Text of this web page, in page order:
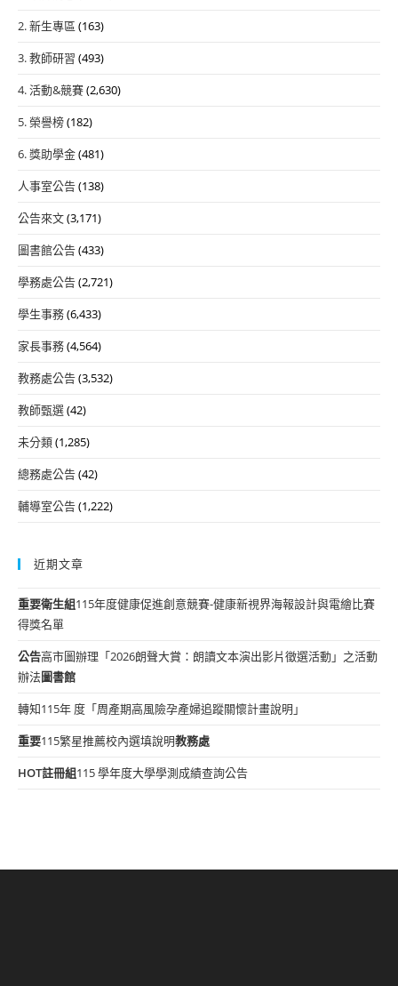
2. 新生專區 (163)
3. 教師研習 (493)
4. 活動&競賽(2,630)
5. 榮譽榜(182)
6. 獎助學金(481)
人事室公告(138)
公告來文(3,171)
圖書館公告(433)
學務處公告(2,721)
學生事務(6,433)
家長事務(4,564)
教務處公告(3,532)
教師甄選(42)
未分類(1,285)
總務處公告(42)
輔導室公告(1,222)
近期文章
重要衛生組115年度健康促進創意競賽-健康新視界海報設計與電繪比賽
得獎名單
公告高市圖辦理「2026朗聲大賞：朗讀文本演出影片徵選活動」之活動
辦法圖書館
轉知115年 度「周產期高風險孕產婦追蹤關懷計畫說明」
重要115繁星推薦校內選填說明教務處
HOT註冊組115 學年度大學學測成績查詢公告